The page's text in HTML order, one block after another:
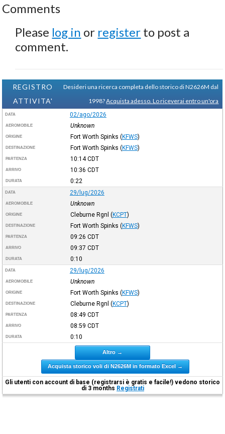
Comments
Please log in or register to post a
comment.
REGISTRO
ATTIVITA'
Desideri una ricerca completa dello storico di N2626M dal
1998?Acquista adesso. Lo riceverai entro un'ora
DATA 02/ago/2026
AEROMOBILE Unknown
ORIGINE Fort Worth Spinks (KFWS)
DESTINAZIONE Fort Worth Spinks (KFWS)
PARTENZA 10:14CDT
ARRIVO 10:36 CDT
DURATA 0:22
DATA 29/lug/2026
AEROMOBILE Unknown
ORIGINE Cleburne Rgnl (KCPT)
DESTINAZIONE Fort Worth Spinks (KFWS)
PARTENZA 09:26 CDT
ARRIVO 09:37 CDT
DURATA 0:10
DATA 29/lug/2026
AEROMOBILE Unknown
ORIGINE Fort Worth Spinks (KFWS)
DESTINAZIONE Cleburne Rgnl (KCPT)
PARTENZA 08:49 CDT
ARRIVO 08:59 CDT
DURATA 0:10
Altro →
Acquista storico voli di N2626M in formato Excel →
Gli utenti con account di base (registrarsi è gratis e facile!) vedono storico
di 3 months Registrati